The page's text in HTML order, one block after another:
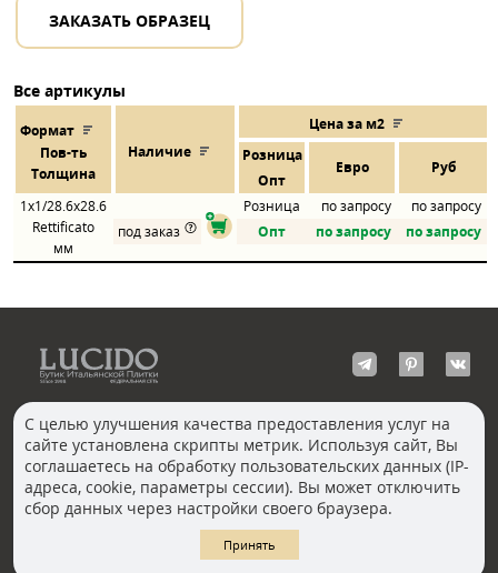
ЗАКАЗАТЬ ОБРАЗЕЦ
Все артикулы
Формат
Пов-ть
Толщина
Наличие
Цена за м2
Розница
Евро Руб
Опт
1x1/28.6x28.6
Rettificato
мм
Розница по запросу
по запросу
под заказ
Опт по запросу по запросу
КОНТАКТЫ
Москва, Пречистенка
Волгоград
Екатеринбург
Казань
Новосибирск
Санкт-Петербург
С целью улучшения качества предоставления услуг на
сайте установлена скрипты метрик. Используя сайт, Вы
соглашаетесь на обработку пользовательских данных (IP-
адреса, cookie, параметры сессии). Вы может отключить
сбор данных через настройки своего браузера.
Принять